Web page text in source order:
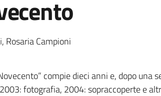
Rosaria Campioni
compie dieci anni e, dopo
fotografia, 2004: sopraccoperte e